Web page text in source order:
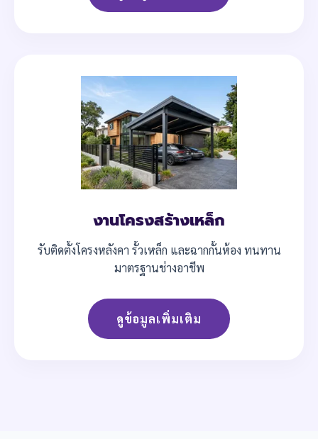
งานโครงสร้างเหล็ก
รับติดตั้งโครงหลังคา รั้วเหล็ก และฉากกั้นห้อง ทนทาน
มาตรฐานช่างอาชีพ
ดูข้อมูลเพิ่มเติม